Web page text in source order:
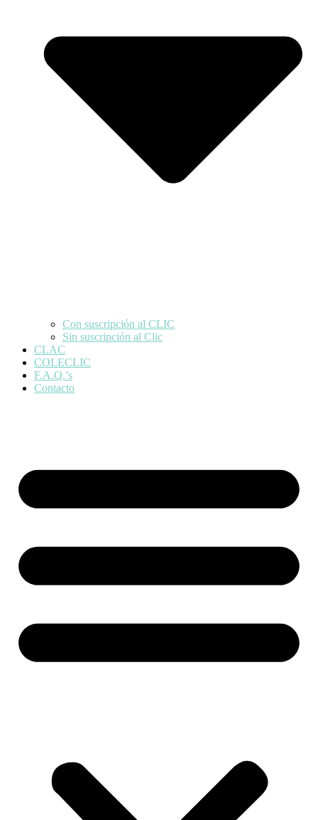
Con suscripción al CLIC
Sin suscripción al Clic
CLAC
COLECLIC
F.A.Q.’s
Contacto